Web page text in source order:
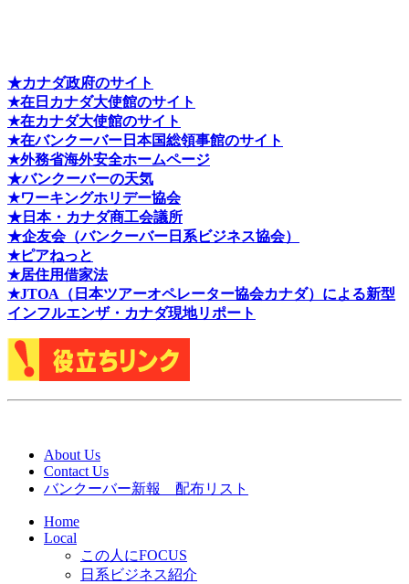
★カナダ政府のサイト
★在日カナダ大使館のサイト
★在カナダ大使館のサイト
★在バンクーバー日本国総領事館のサイト
★外務省海外安全ホームページ
★バンクーバーの天気
★ワーキングホリデー協会
★日本・カナダ商工会議所
★企友会（バンクーバー日系ビジネス協会）
★ピアねっと
★居住用借家法
★JTOA（日本ツアーオペレーター協会カナダ）による新型
インフルエンザ・カナダ現地リポート
About Us
Contact Us
バンクーバー新報 配布リスト
Home
Local
この人にFOCUS
日系ビジネス紹介